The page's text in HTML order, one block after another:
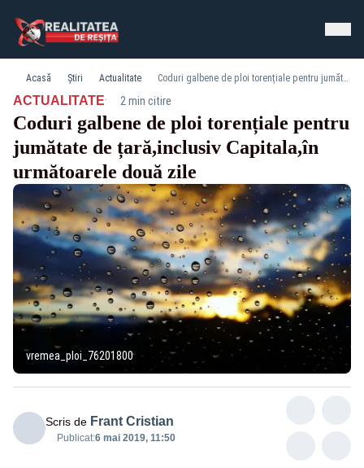
Acasă Știri Actualitate Coduri galbene de ploi torențiale pentru jumătate de țară,inclusiv Capitala,în următoarele două zile
ACTUALITATE· 2 min citire
Coduri galbene de ploi torențiale pentru
jumătate de țară,inclusiv Capitala,în
următoarele două zile
vremea_ploi_76201800
Scris de Frant Cristian
Publicat:6 mai 2019, 11:50